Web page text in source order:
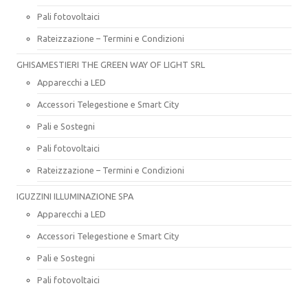
Pali fotovoltaici
Rateizzazione – Termini e Condizioni
GHISAMESTIERI THE GREEN WAY OF LIGHT SRL
Apparecchi a LED
Accessori Telegestione e Smart City
Pali e Sostegni
Pali fotovoltaici
Rateizzazione – Termini e Condizioni
IGUZZINI ILLUMINAZIONE SPA
Apparecchi a LED
Accessori Telegestione e Smart City
Pali e Sostegni
Pali fotovoltaici